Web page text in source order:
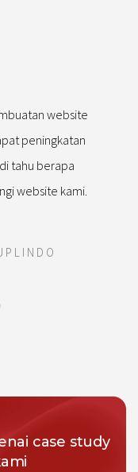
website
peningkatan
tahu berapa
website kami.
case study